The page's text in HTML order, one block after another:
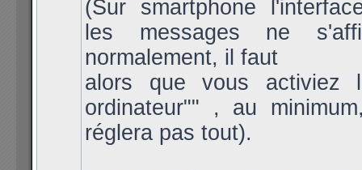
(Sur smartphone
les messages ne
normalement, il faut
alors que vous activiez
ordinateur"" , au
réglera pas tout).